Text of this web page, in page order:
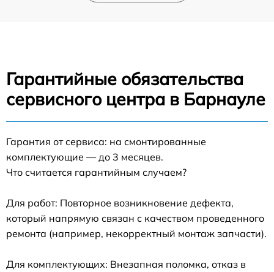
Гарантийные обязательства
сервисного центра в Барнауле
Гарантия от сервиса: на смонтированные
комплектующие — до 3 месяцев.
Что считается гарантийным случаем?
Для работ: Повторное возникновение дефекта,
который напрямую связан с качеством проведенного
ремонта (например, некорректный монтаж запчасти).
Для комплектующих: Внезапная поломка, отказ в